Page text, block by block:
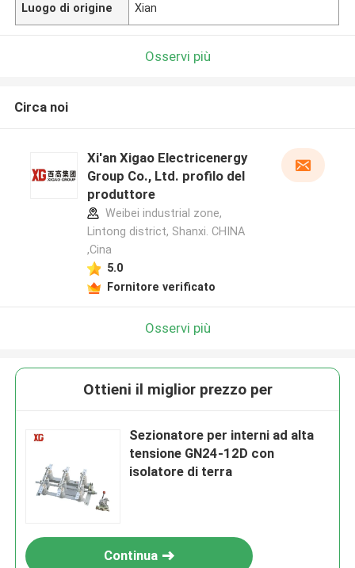
Luogo di origine Xian
Osservi più
Circa noi
Xi'an Xigao Electricenergy
Group Co., Ltd. profilo del
produttore
Weibei industrial zone,
Lintong district, Shanxi. CHINA
,Cina
5.0
Fornitore verificato
Osservi più
Ottieni il miglior prezzo per
Sezionatore per interni ad alta
tensione GN24-12D con
isolatore di terra
Continua